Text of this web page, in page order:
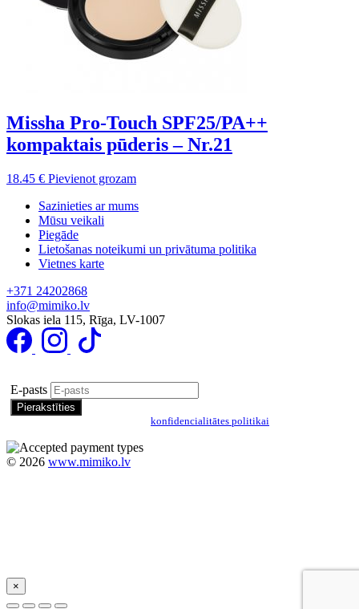
Missha Pro-Touch SPF25/PA++
kompaktais pūderis – Nr.21
18.45 € Pievienot grozam
Sazinieties ar mums
Mūsu veikali
Piegāde
Lietošanas noteikumi un privātuma politika
Vietnes karte
+371 24202868
info@mimiko.lv
Slokas iela 115, Rīga, LV-1007
E-pasts
konfidencialitātes politikai
© 2026 www.mimiko.lv
×